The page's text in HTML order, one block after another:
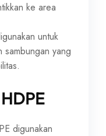
ke area
untuk
yang
digunakan